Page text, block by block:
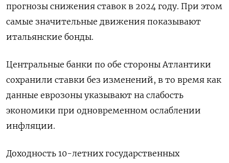
прогнозы снижения ставок в 2024 году. При этом
самые значительные движения показывают
итальянские бонды.
Центральные банки по обе стороны Атлантики
сохранили ставки без изменений, в то время как
данные еврозоны указывают на слабость
экономики при одновременном ослаблении
инфляции.
Доходность 10-летних государственных